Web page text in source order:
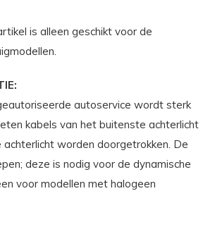
is alleen geschikt voor de
autoservice wordt sterk
kabels van het buitenste achterlicht
worden doorgetrokken. De
deze is nodig voor de dynamische
voor modellen met halogeen